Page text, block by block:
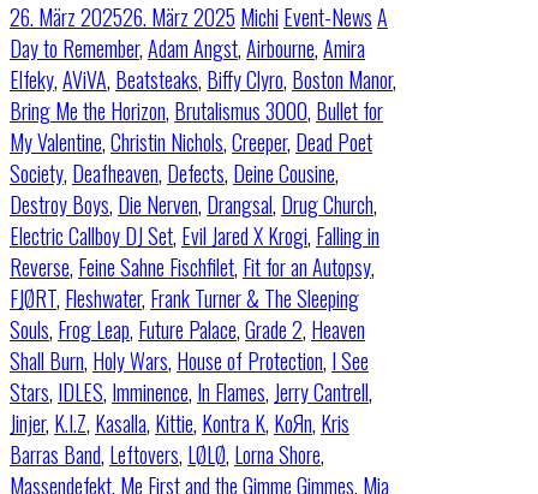
26. März 202526. März 2025 Michi Event-NewsA
Day to Remember,Adam Angst,Airbourne,Amira
Elfeky,AViVA, Beatsteaks, Biffy Clyro, Boston Manor,
Bring Me the Horizon, Brutalismus 3000, Bullet for
My Valentine,Christin Nichols,Creeper, Dead Poet
Society, Deafheaven, Defects, Deine Cousine,
Destroy Boys, Die Nerven, Drangsal, Drug Church,
Electric Callboy DJ Set, Evil Jared X Krogi, Falling in
Reverse, Feine Sahne Fischfilet, Fit for an Autopsy,
FJØRT, Fleshwater, Frank Turner & The Sleeping
Souls, Frog Leap, Future Palace,Grade 2, Heaven
Shall Burn, Holy Wars, House of Protection, I See
Stars, IDLES, Imminence, In Flames, Jerry Cantrell,
Jinjer, K.I.Z, Kasalla, Kittie, Kontra K, KoЯn, Kris
Barras Band, Leftovers, LØLØ, Lorna Shore,
Massendefekt, Me First and the Gimme Gimmes, Mia